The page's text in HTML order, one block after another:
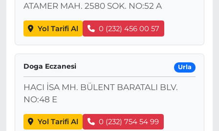
ATAMER MAH. 2580 SOK. NO:52 A
Yol Tarifi Al 0 (232) 456 00 57
Doga Eczanesi Urla
HACI İSA MH. BÜLENT BARATALI BLV.
NO:48 E
Yol Tarifi Al 0 (232) 754 54 99